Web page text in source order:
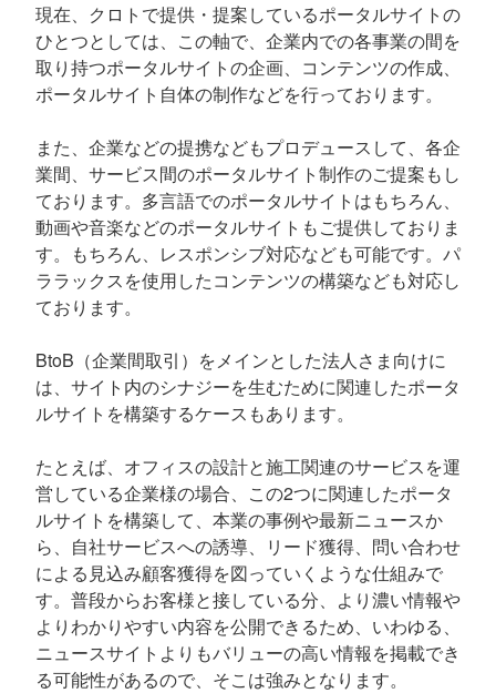
現在、クロトで提供・提案しているポータルサイトの
ひとつとしては、この軸で、企業内での各事業の間を
取り持つポータルサイトの企画、コンテンツの作成、
ポータルサイト自体の制作などを行っております。
また、企業などの提携などもプロデュースして、各企
業間、サービス間のポータルサイト制作のご提案もし
ております。多言語でのポータルサイトはもちろん、
動画や音楽などのポータルサイトもご提供しておりま
す。もちろん、レスポンシブ対応なども可能です。パ
ララックスを使用したコンテンツの構築なども対応し
ております。
BtoB（企業間取引）をメインとした法人さま向けに
は、サイト内のシナジーを生むために関連したポータ
ルサイトを構築するケースもあります。
たとえば、オフィスの設計と施工関連のサービスを運
営している企業様の場合、この2つに関連したポータ
ルサイトを構築して、本業の事例や最新ニュースか
ら、自社サービスへの誘導、リード獲得、問い合わせ
による見込み顧客獲得を図っていくような仕組みで
す。普段からお客様と接している分、より濃い情報や
よりわかりやすい内容を公開できるため、いわゆる、
ニュースサイトよりもバリューの高い情報を掲載でき
る可能性があるので、そこは強みとなります。